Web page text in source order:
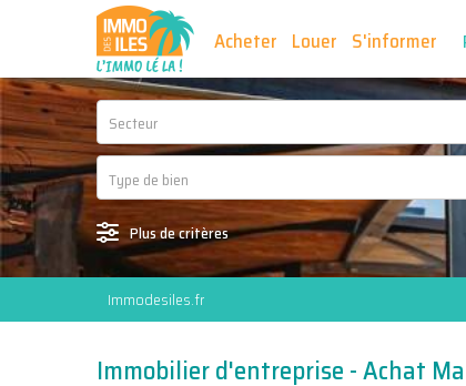
Acheter Louer S'informer
Secteur
Plus de critères
Immodesiles.fr
Immobilier d'entreprise - Achat